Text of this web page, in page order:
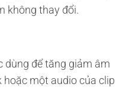
không thay đổi.
dùng để tăng giảm âm
hoặc một audio của clip